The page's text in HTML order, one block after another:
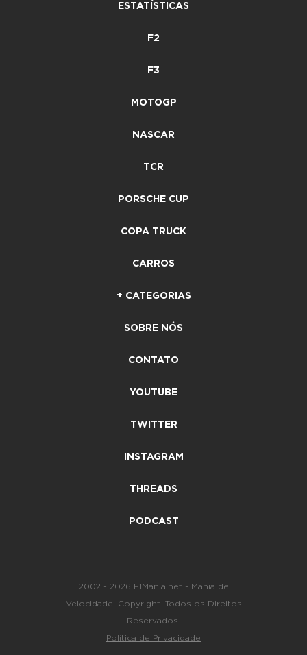
ESTATÍSTICAS
F2
F3
MOTOGP
NASCAR
TCR
PORSCHE CUP
COPA TRUCK
CARROS
+ CATEGORIAS
SOBRE NÓS
CONTATO
YOUTUBE
TWITTER
INSTAGRAM
THREADS
PODCAST
2002 - 2026 F1Mania.net - Mania de
Velocidade. Copyright. Todos os Direitos
Reservados.
Política de Privacidade